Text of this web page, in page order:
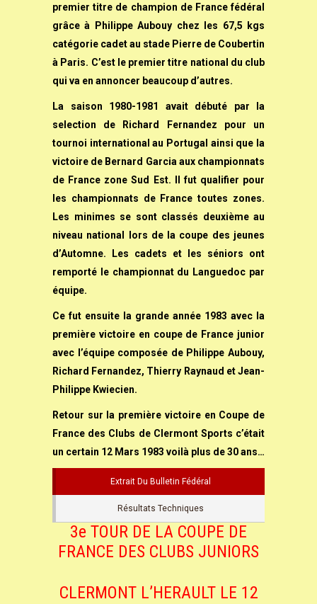
premier titre de champion de France fédéral
grâce à Philippe Aubouy chez les 67,5 kgs
catégorie cadet au stade Pierre de Coubertin
à Paris. C’est le premier titre national du club
qui va en annoncer beaucoup d’autres.
La saison 1980-1981 avait débuté par la
selection de Richard Fernandez pour un
tournoi international au Portugal ainsi que la
victoire de Bernard Garcia aux championnats
de France zone Sud Est. Il fut qualifier pour
les championnats de France toutes zones.
Les minimes se sont classés deuxième au
niveau national lors de la coupe des jeunes
d’Automne. Les cadets et les séniors ont
remporté le championnat du Languedoc par
équipe.
Ce fut ensuite la grande année 1983 avec la
première victoire en coupe de France junior
avec l’équipe composée de Philippe Aubouy,
Richard Fernandez, Thierry Raynaud et Jean-
Philippe Kwiecien.
Retour sur la première victoire en Coupe de
France des Clubs de Clermont Sports c’était
un certain 12 Mars 1983 voilà plus de 30 ans…
Extrait Du Bulletin Fédéral
Résultats Techniques
3e TOUR DE LA COUPE DE
FRANCE DES CLUBS JUNIORS
CLERMONT L’HERAULT LE 12